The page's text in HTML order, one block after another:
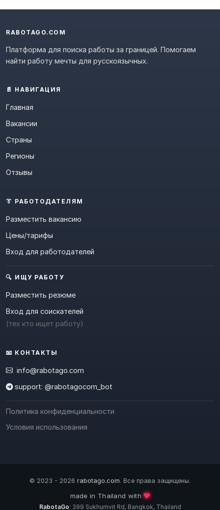
RABOTAGO.COM
Платформа для поиска работы за границей. Помогаем
найти работу мечты для русскоязычных.
📄 НАВИГАЦИЯ
Главная
Вакансии
Страны
Регионы
Отзывы
👔 РАБОТОДАТЕЛЯМ
Разместить вакансию
Цены/тарифы
Вход для работодателей
🔍 ИЩУ РАБОТУ
Разместить резюме
Вход для соискателей
(тех кто ищет работу)
📧 КОНТАКТЫ
info@rabotago.com
support: @rabotagocom_bot
Политика конфиденциальности
Условия использования
© 2023 - 2026 rabotago.com. Все права защищены.
made in Thailand with❤️
RabotaGo: 399 Sukhumvit Rd, Bangkok, Thailand